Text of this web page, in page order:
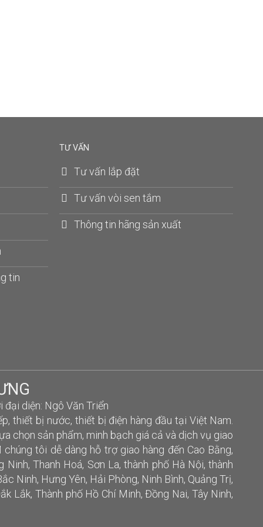
tin
TƯ VẤN
Tư vấn lắp đặt
Tư vấn vòi sen tắm
Thông tin hãng sản xuất
diện: Ngô Văn Triển
thiết bị nước, thiết bị điện hàng đầu tại Việt Nam.
chọn sản phẩm, minh bạch giá cả và dịch vụ giao
tôi dễ dàng hỗ trợ giao hàng đến Cao Bằng,
Ninh, Thanh Hoá, Sơn La, thành phố Hà Nội, thành
Ninh, Hưng Yên, Hải Phòng, Ninh Bình, Quảng Trị,
Lắk, Thành phố Hồ Chí Minh, Đồng Nai, Tây Ninh,